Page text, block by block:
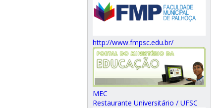
http://www.fmpsc.edu.br/
MEC
Restaurante Universitário / UFSC